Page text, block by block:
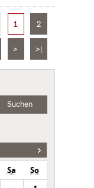
1 2
> >|
Suchen
Sa
So